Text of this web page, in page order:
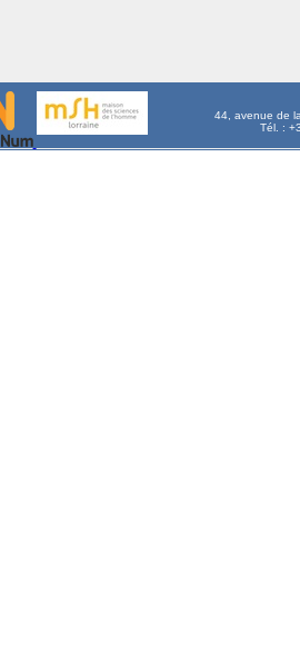
44, avenue de
Tél. :